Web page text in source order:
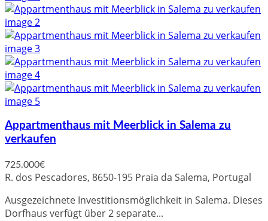
Appartmenthaus mit Meerblick in Salema zu
verkaufen
725.000€
R. dos Pescadores, 8650-195 Praia da Salema, Portugal
Ausgezeichnete Investitionsmöglichkeit in Salema. Dieses
Dorfhaus verfügt über 2 separate...